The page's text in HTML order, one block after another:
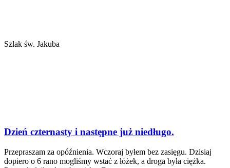
Szlak św. Jakuba
Dzień czternasty i następne już niedługo.
Przepraszam za opóźnienia. Wczoraj byłem bez zasięgu. Dzisiaj
dopiero o 6 rano mogliśmy wstać z łóżek, a droga była ciężka.